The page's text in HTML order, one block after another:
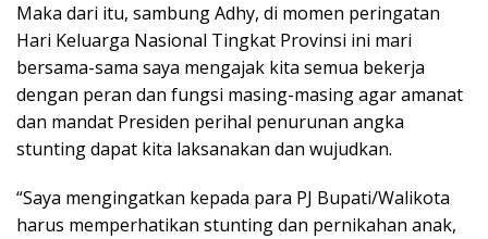
Maka dari itu, sambung Adhy, di momen peringatan
Hari Keluarga Nasional Tingkat Provinsi ini mari
bersama-sama saya mengajak kita semua bekerja
dengan peran dan fungsi masing-masing agar amanat
dan mandat Presiden perihal penurunan angka
stunting dapat kita laksanakan dan wujudkan.
“Saya mengingatkan kepada para PJ Bupati/Walikota
harus memperhatikan stunting dan pernikahan anak,